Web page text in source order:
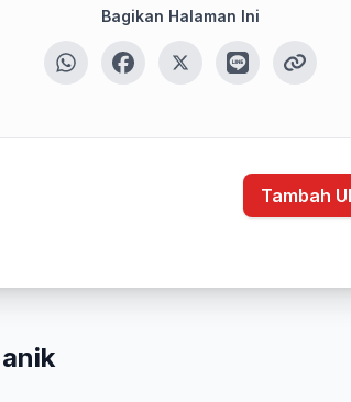
Bagikan Halaman Ini
Tambah